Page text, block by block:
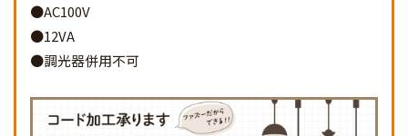
●AC100V
●12VA
●調光器併用不可